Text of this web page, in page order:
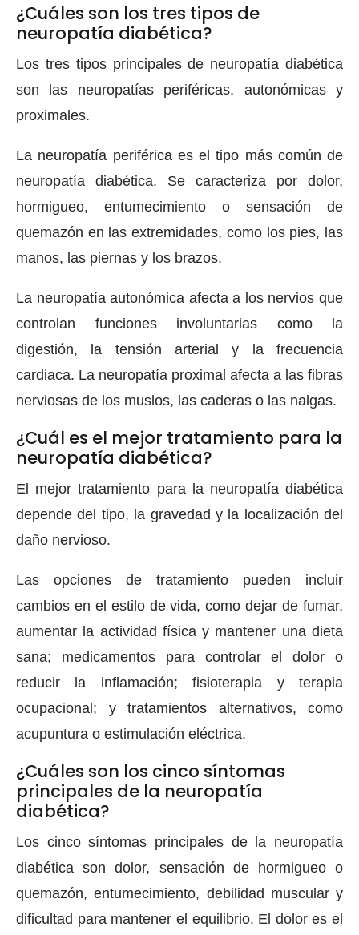
¿Cuáles son los tres tipos de
neuropatía diabética?
Los tres tipos principales de neuropatía diabética
son las neuropatías periféricas, autonómicas y
proximales.
La neuropatía periférica es el tipo más común de
neuropatía diabética. Se caracteriza por dolor,
hormigueo, entumecimiento o sensación de
quemazón en las extremidades, como los pies, las
manos, las piernas y los brazos.
La neuropatía autonómica afecta a los nervios que
controlan funciones involuntarias como la
digestión, la tensión arterial y la frecuencia
cardiaca. La neuropatía proximal afecta a las fibras
nerviosas de los muslos, las caderas o las nalgas.
¿Cuál es el mejor tratamiento para la
neuropatía diabética?
El mejor tratamiento para la neuropatía diabética
depende del tipo, la gravedad y la localización del
daño nervioso.
Las opciones de tratamiento pueden incluir
cambios en el estilo de vida, como dejar de fumar,
aumentar la actividad física y mantener una dieta
sana; medicamentos para controlar el dolor o
reducir la inflamación; fisioterapia y terapia
ocupacional; y tratamientos alternativos, como
acupuntura o estimulación eléctrica.
¿Cuáles son los cinco síntomas
principales de la neuropatía
diabética?
Los cinco síntomas principales de la neuropatía
diabética son dolor, sensación de hormigueo o
quemazón, entumecimiento, debilidad muscular y
dificultad para mantener el equilibrio. El dolor es el